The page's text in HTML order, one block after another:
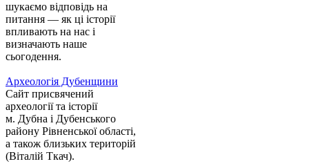
шукаємо відповідь на
питання — як ці історії
впливають на нас і
визначають наше
сьогодення.
Археологія Дубенщини
Сайт присвячений
археології та історії
м. Дубна і Дубенського
району Рівненської області,
а також близьких територій
(Віталій Ткач).